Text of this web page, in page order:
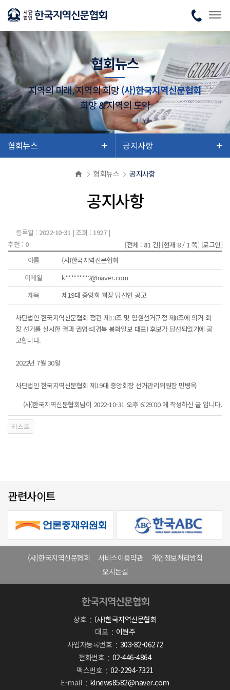
협회뉴스
지역의 미래, 지역의 희망(사)한국지역신문협회
희망 & 지역의 도약
협회뉴스 공지사항
협회뉴스 공지사항
공지사항
등록일 : 2022-10-31 | 조회 : 1927|
추천 : 0 [전체 : 81 건] [현재 8 / 1 쪽] [로그인]
이름
(사)한국지역신문협회
이메일
k********2@naver.com
제목
제19대 중앙회 회장 당선인 공고
사단법인 한국지역신문협회 정관 제13조 및 임원선거규정 제8조에 의거 회
장 선거를 실시한 결과 권영석(경북 봉화일보 대표) 후보가 당선되었기에 공
고합니다.
2022년 7월 30일
사단법인 한국지역신문협회 제19대 중앙회장 선거관리위원장 민병옥
(사)한국지역신문협회님이 2022-10-31 오후 6:29:00 에 작성하신 글 입니다.
관련사이트
(사)한국지역신문협회 서비스이용약관
개인정보처리방침
오시는길
상호
(사)한국지역신문협회
대표
이원주
사업자등록번호
303-82-06272
전화번호
02-446-4864
팩스번호
02-2294-7321
E-mail
klnews8582@naver.com